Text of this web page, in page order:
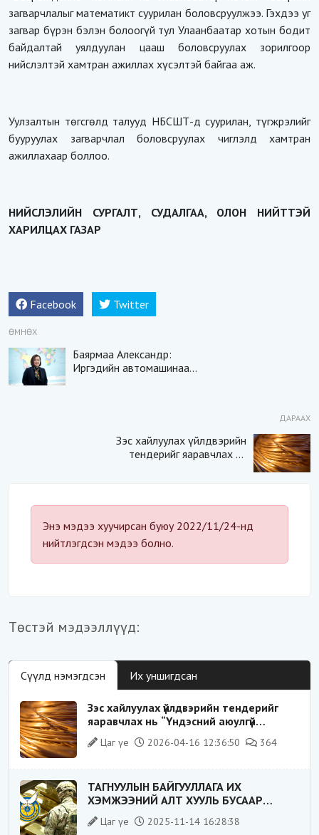
загварчлалыг математикт суурилан боловсруулжээ. Гэхдээ уг
загвар бүрэн бэлэн болоогүй тул Улаанбаатар хотын бодит
байдалтай уялдуулан цааш боловсруулах зорилгоор
нийслэлтэй хамтран ажиллах хүсэлтэй байгаа аж.
Уулзалтын төгсгөлд талууд НБСШТ-д суурилан, түгжрэлийг
бууруулах загварчлал боловсруулах чиглэлд хамтран
ажиллахаар боллоо.
НИЙСЛЭЛИЙН СУРГАЛТ, СУДАЛГАА, ОЛОН НИЙТТЭЙ
ХАРИЛЦАХ ГАЗАР
Facebook Twitter
ӨМНӨХ
Баярмаа Александр:
Иргэдийн автомашинаа
ДАРААХ
Зэс хайлуулах үйлдвэрийн
тендерийг яаравчлах нь
Энэ мэдээ хуучирсан буюу 2022/11/24-нд
нийтлэгдсэн мэдээ болно.
Төстэй мэдээллүүд:
Сүүлд нэмэгдсэн Их уншигдсан
Зэс хайлуулах үйлдвэрийн тендерийг
яаравчлах нь “Үндэсний аюулгүй
байдал“-д эрсдэлтэй юу?
Цаг үе 2026-04-16 12:36:50 364
ТАГНУУЛЫН БАЙГУУЛЛАГА ИХ
ХЭМЖЭЭНИЙ АЛТ ХУУЛЬ БУСААР
ХИЛЭЭР ГАРГАХ ГЭЖ БАЙСАН
ҮЙЛДЛИЙГ ТАСЛАН ЗОГСООЛОО
Цаг үе 2025-11-14 16:28:38